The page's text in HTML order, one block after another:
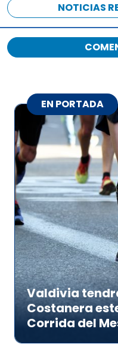
NOTICIAS
EN PORTADA
Valdivia
Costanera
Corrida del